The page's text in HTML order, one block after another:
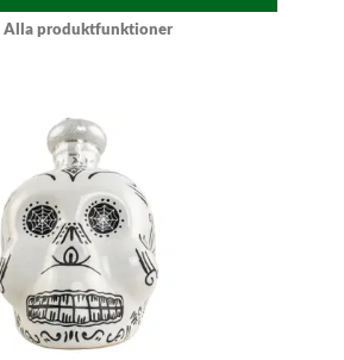
Alla produktfunktioner